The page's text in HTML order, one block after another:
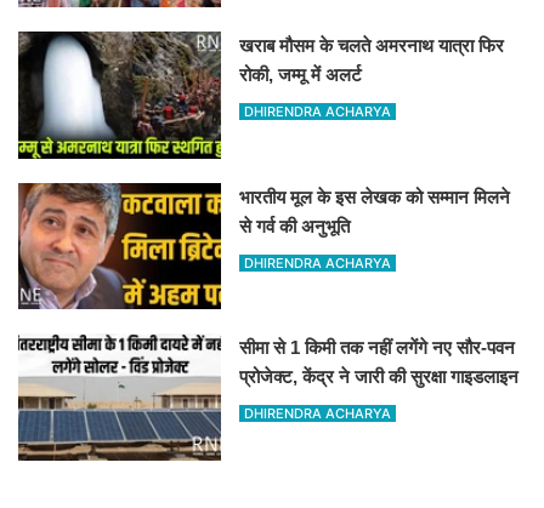
खराब मौसम के चलते अमरनाथ यात्रा फिर
रोकी, जम्मू में अलर्ट
DHIRENDRA ACHARYA
भारतीय मूल के इस लेखक को सम्मान मिलने
से गर्व की अनुभूति
DHIRENDRA ACHARYA
सीमा से 1 किमी तक नहीं लगेंगे नए सौर-पवन
प्रोजेक्ट, केंद्र ने जारी की सुरक्षा गाइडलाइन
DHIRENDRA ACHARYA